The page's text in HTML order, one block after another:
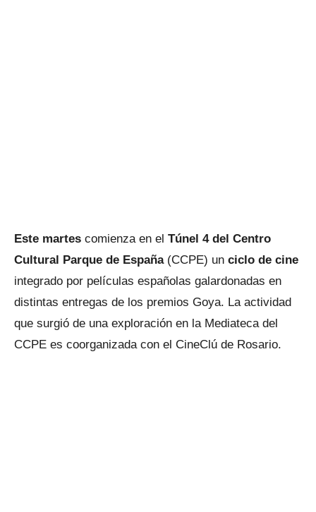
Este martes comienza en el Túnel 4 del Centro
Cultural Parque de España(CCPE) un ciclo de cine
integrado por películas españolas galardonadas en
distintas entregas de los premios Goya. La actividad
que surgió de una exploración en la Mediateca del
CCPE es coorganizada con el CineClú de Rosario.